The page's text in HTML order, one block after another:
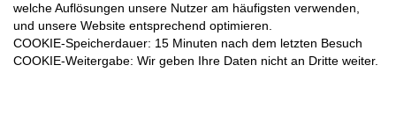
welche Auflösungen unsere Nutzer am häufigsten verwenden,
und unsere Website entsprechend optimieren.
COOKIE-Speicherdauer: 15 Minuten nach dem letzten Besuch
COOKIE-Weitergabe: Wir geben Ihre Daten nicht an Dritte weiter.